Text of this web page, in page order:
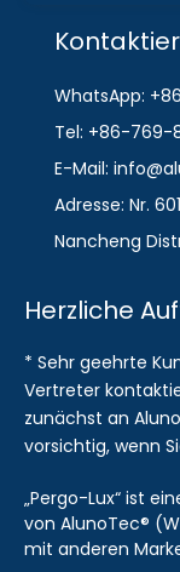
WhatsApp:
Tel: +86-769-
E-Mail:
Adresse: Nr.
Nancheng
Herzliche
* Sehr geehrte
Vertreter
zunächst an
vorsichtig, wenn
„Pergo-Lux“ ist
von AlunoTec®
mit anderen